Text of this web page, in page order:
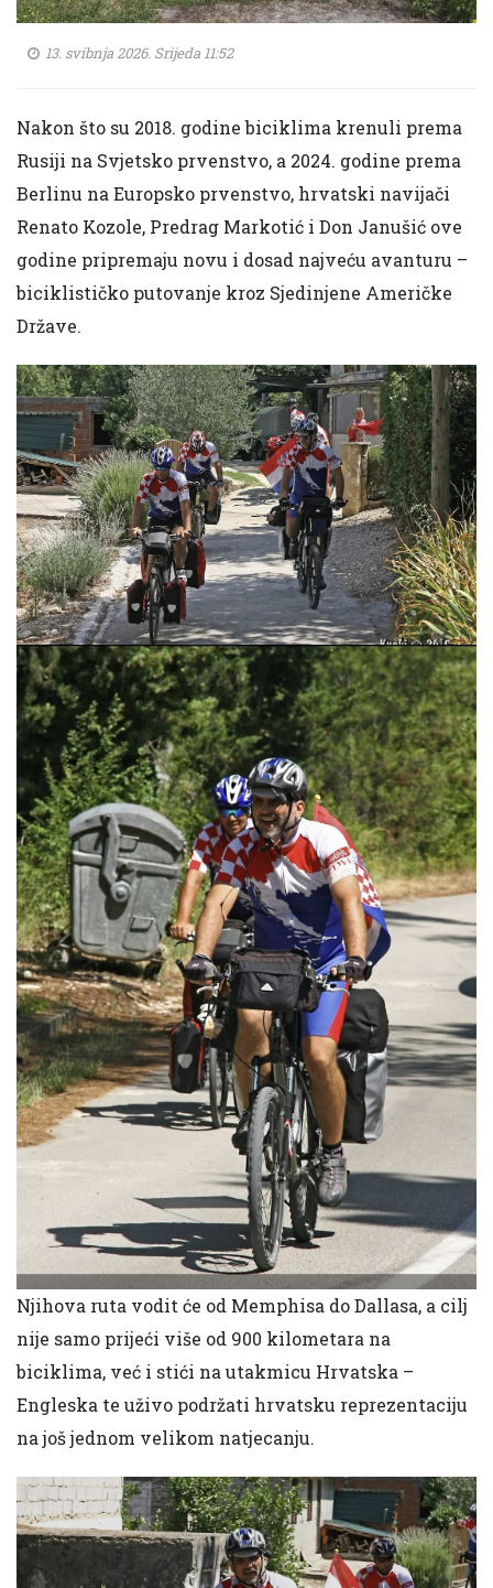
13. svibnja 2026. Srijeda 11:52
Nakon što su 2018. godine biciklima krenuli prema
Rusiji na Svjetsko prvenstvo, a 2024. godine prema
Berlinu na Europsko prvenstvo, hrvatski navijači
Renato Kozole, Predrag Markotić i Don Janušić ove
godine pripremaju novu i dosad najveću avanturu –
biciklističko putovanje kroz Sjedinjene Američke
Države.
Njihova ruta vodit će od Memphisa do Dallasa, a cilj
nije samo prijeći više od 900 kilometara na
biciklima, već i stići na utakmicu Hrvatska –
Engleska te uživo podržati hrvatsku reprezentaciju
na još jednom velikom natjecanju.